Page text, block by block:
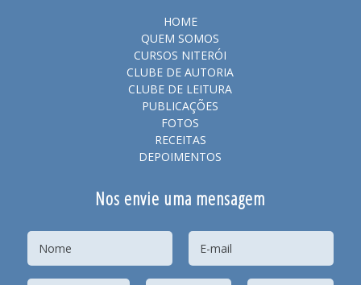
HOME
QUEM SOMOS
CURSOS NITERÓI
CLUBE DE AUTORIA
CLUBE DE LEITURA
PUBLICAÇÕES
FOTOS
RECEITAS
DEPOIMENTOS
Nos envie uma mensagem